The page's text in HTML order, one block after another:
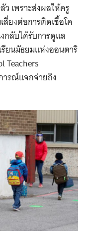
ว เพราะส่งผลให้ครู
ยงต่อการติดเชื้อโค
ลับได้รับการดูแล
รียนมัธยมแห่งออนตาริ
Teachers
ารณ์แจกจ่ายถึง